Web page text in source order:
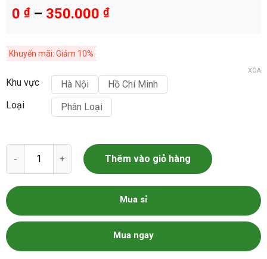
0 ₫– 350.000 ₫
Khuyến mãi: Giảm 10%
Khu vực Hà Nội
Hồ Chí Minh
Loại
Phân Loại
XÓA
Hoàng Cầm số lượng
Thêm vào giỏ hàng
Mua sỉ
Mua ngay